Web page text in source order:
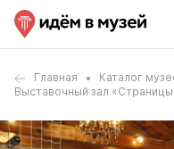
Главная Каталог
Выставочный зал «Страницы